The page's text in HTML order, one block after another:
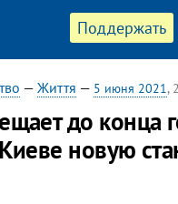
Поддержать
— Життя — 5 июня 2021,
до конца
новую